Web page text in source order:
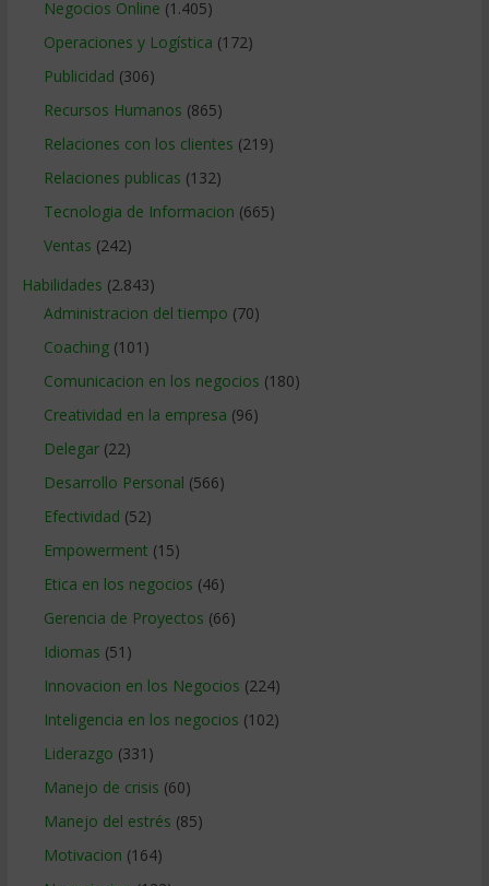
Negocios Online (1.405)
Operaciones y Logística (172)
Publicidad (306)
Recursos Humanos (865)
Relaciones con los clientes (219)
Relaciones publicas (132)
Tecnologia de Informacion (665)
Ventas (242)
Habilidades (2.843)
Administracion del tiempo (70)
Coaching(101)
Comunicacion en los negocios (180)
Creatividad en la empresa (96)
Delegar(22)
Desarrollo Personal (566)
Efectividad (52)
Empowerment (15)
Etica en los negocios (46)
Gerencia de Proyectos (66)
Idiomas (51)
Innovacion en los Negocios (224)
Inteligencia en los negocios (102)
Liderazgo (331)
Manejo de crisis (60)
Manejo del estrés (85)
Motivacion (164)